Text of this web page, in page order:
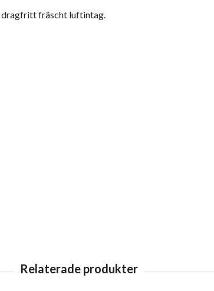
dragfritt fräscht luftintag.